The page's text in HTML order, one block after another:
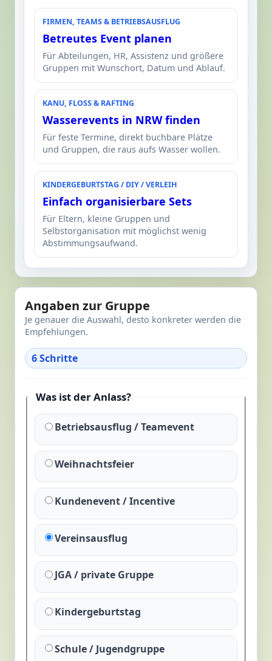
FIRMEN, TEAMS & BETRIEBSAUSFLUG
Betreutes Event planen
Für Abteilungen, HR, Assistenz und größere
Gruppen mit Wunschort, Datum und Ablauf.
KANU, FLOSS & RAFTING
Wasserevents in NRW finden
Für feste Termine, direkt buchbare Plätze
und Gruppen, die raus aufs Wasser wollen.
KINDERGEBURTSTAG / DIY / VERLEIH
Einfach organisierbare Sets
Für Eltern, kleine Gruppen und
Selbstorganisation mit möglichst wenig
Abstimmungsaufwand.
Angaben zur Gruppe
Je genauer die Auswahl, desto konkreter werden die
Empfehlungen.
6 Schritte
Was ist der Anlass?
Betriebsausflug / Teamevent
Weihnachtsfeier
Kundenevent / Incentive
Vereinsausflug
JGA / private Gruppe
Kindergeburtstag
Schule / Jugendgruppe